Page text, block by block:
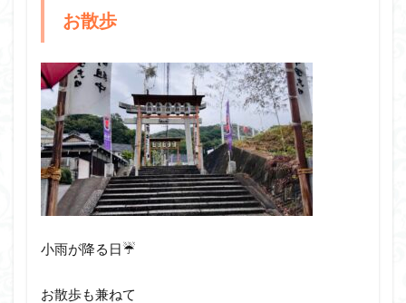
お散歩
小雨が降る日☔️
お散歩も兼ねて